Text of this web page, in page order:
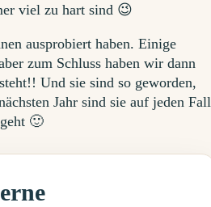
viel zu hart sind 😉
ausprobiert haben. Einige
zum Schluss haben wir dann
Und sie sind so geworden,
Jahr sind sie auf jeden Fall
🙂